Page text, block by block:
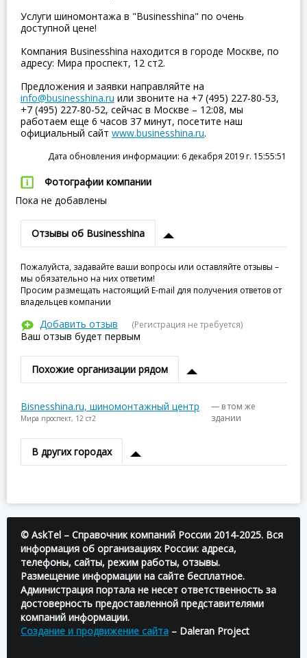
Услуги шиномонтажа в "Businesshina" по очень
доступной цене!
Компания Businesshina находится в городе Москве, по
адресу: Мира проспект, 12 ст2.
Предложения и заявки направляйте на
info@businesshina.ru или звоните на +7 (495) 227-80-53,
+7 (495) 227-80-52, сейчас в Москве – 12:08, мы
работаем еще 6 часов 37 минут, посетите наш
официальный сайт www.businesshina.ru.
Дата обновления информации: 6 декабря 2019 г. 15:55:51
Фотографии компании
Пока не добавлены
Отзывы об Businesshina
Пожалуйста, задавайте ваши вопросы или оставляйте отзывы –
мы обязательно на них ответим!
Просим размещать настоящий E-mail для получения ответов от
владельцев компании
Добавить отзыв (Регистрация не требуется)
Ваш отзыв будет первым
Похожие организации рядом
Bisnesshina.ru, шиномонтажный центр
Мира проспект, 12 ст2
— в том же
здании
В других городах
© AskTel – Справочник компаний России 2014-2025. Вся
информация об организациях России: адреса,
телефоны, сайты, режим работы, отзывы.
Размещение информации на сайте бесплатное.
Администрация портала не несет ответственность за
достоверность предоставленной представителями
компаний информации.
Создание и продвижение сайта – Daleran Project